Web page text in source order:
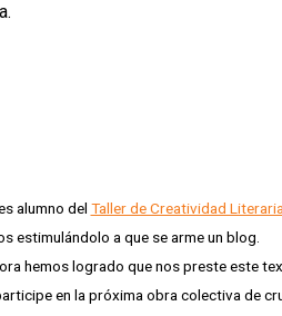
alumno del Taller de Creatividad Literaria
estimulándolo a que se arme un blog.
hemos logrado que nos preste este
en la próxima obra colectiva de